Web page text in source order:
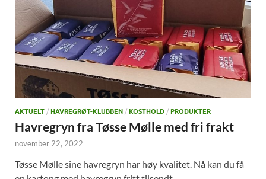
AKTUELT / HAVREGRØT-KLUBBEN / KOSTHOLD / PRODUKTER
Havregryn fra Tøsse Mølle med fri frakt
november 22, 2022
Tøsse Mølle sine havregryn har høy kvalitet. Nå kan du få